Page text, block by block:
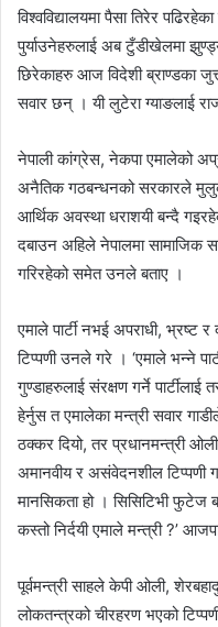
विश्वविद्यालयमा पैसा तिरेर
पुर्याउनेहरुलाई अब टुँडीखेलमा
छिरेकाहरु आज विदेशी ब्राण्डका
सवार छन् । यी लुटेरा ग्याङलाई
नेपाली कांग्रेस, नेकपा एमालेको
अनैतिक गठबन्धनको सरकारले
आर्थिक अवस्था धराशयी बन्दै
दबाउन अहिले नेपालमा सामाजिक
गरिरहेको समेत उनले बताए ।
एमाले पार्टी नभई अपराधी,
टिप्पणी उनले गरे । ‘एमाले भन्ने
गुण्डाहरुलाई संरक्षण गर्ने
हेर्नुस त एमालेका मन्त्री सवार
ठक्कर दियो, तर प्रधानमन्त्री
अमानवीय र असंवेदनशील टिप्पणी
मानसिकता हो । सिसिटिभी फुटेज
कस्तो निर्दयी एमाले मन्त्री ?’
पूर्वमन्त्री साहले केपी ओली,
लोकतन्त्रको चीरहरण भएको